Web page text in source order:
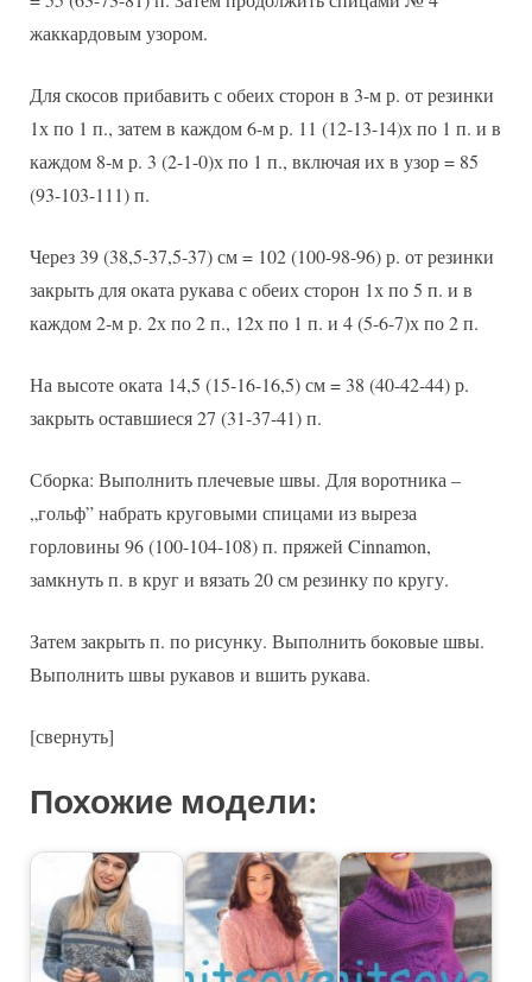
жаккардовым узором.
Для скосов прибавить с обеих сторон в 3-м р. от резинки
1х по 1 п., затем в каждом 6-м р. 11 (12-13-14)х по 1 п. и в
каждом 8-м р. 3 (2-1-0)х по 1 п., включая их в узор = 85
(93-103-111) п.
Через 39 (38,5-37,5-37) см = 102 (100-98-96) р. от резинки
закрыть для оката рукава с обеих сторон 1х по 5 п. и в
каждом 2-м р. 2х по 2 п., 12х по 1 п. и 4 (5-6-7)х по 2 п.
На высоте оката 14,5 (15-16-16,5) см = 38 (40-42-44) р.
закрыть оставшиеся 27 (31-37-41) п.
Сборка: Выполнить плечевые швы. Для воротника –
„гольф” набрать круговыми спицами из выреза
горловины 96 (100-104-108) п. пряжей Cinnamon,
замкнуть п. в круг и вязать 20 см резинку по кругу.
Затем закрыть п. по рисунку. Выполнить боковые швы.
Выполнить швы рукавов и вшить рукава.
[свернуть]
Похожие модели: